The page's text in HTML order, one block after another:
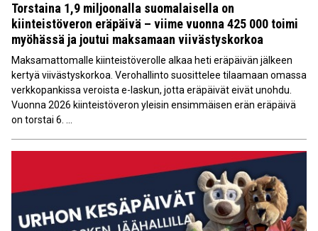
Torstaina 1,9 miljoonalla suomalaisella on
kiinteistöveron eräpäivä – viime vuonna 425 000 toimi
myöhässä ja joutui maksamaan viivästyskorkoa
Maksamattomalle kiinteistöverolle alkaa heti eräpäivän jälkeen
kertyä viivästyskorkoa. Verohallinto suosittelee tilaamaan omassa
verkkopankissa veroista e-laskun, jotta eräpäivät eivät unohdu.
Vuonna 2026 kiinteistöveron yleisin ensimmäisen erän eräpäivä
on torstai 6. ...